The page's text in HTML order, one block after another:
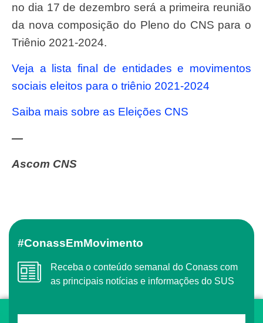
no dia 17 de dezembro será a primeira reunião
da nova composição do Pleno do CNS para o
Triênio 2021-2024.
Veja a lista final de entidades e movimentos
sociais eleitos para o triênio 2021-2024
Saiba mais sobre as Eleições CNS
—
Ascom CNS
#ConassEmMovimento
Receba o conteúdo semanal do Conass com
as principais notícias e informações do SUS